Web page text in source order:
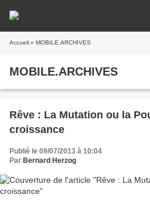
Accueil » MOBILE.ARCHIVES
MOBILE.ARCHIVES
Rêve : La Mutation ou la
croissance
Publié le 09/07/2013 à 10:04
Par Bernard Herzog